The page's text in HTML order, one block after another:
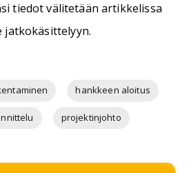
tiedot välitetään artikkelissa
jatkokäsittelyyn.
hankkeen aloitus
projektinjohto